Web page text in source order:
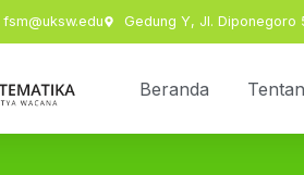
fsm@uksw.edu Gedung Y, Jl. Diponegoro
Beranda